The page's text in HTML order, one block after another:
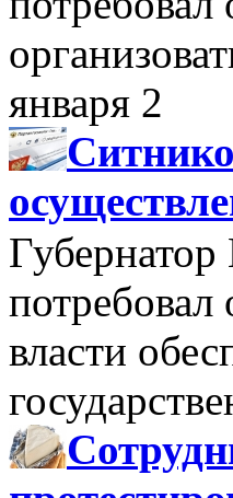
января 2
потребовал
власти